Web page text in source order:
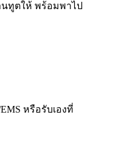
นทูตให้ พร้อมพาไป
หรือรับเองที่